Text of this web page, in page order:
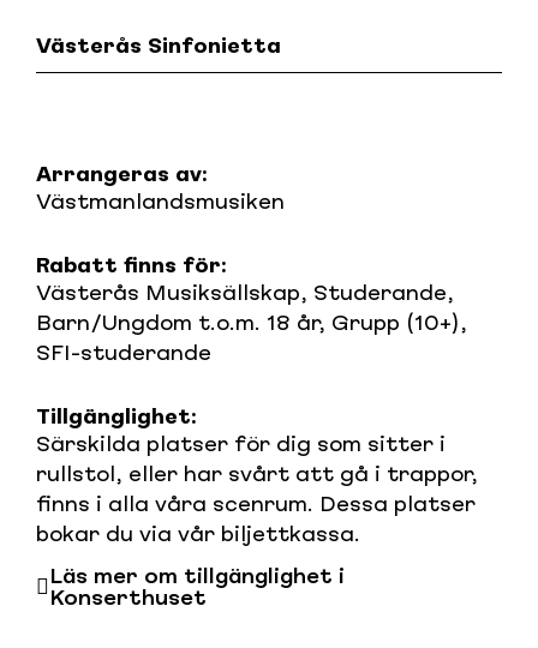
Västerås Sinfonietta
Arrangeras av:
Västmanlandsmusiken
Rabatt finns för:
Västerås Musiksällskap, Studerande,
Barn/Ungdom t.o.m. 18 år, Grupp (10+),
SFI-studerande
Tillgänglighet:
Särskilda platser för dig som sitter i
rullstol, eller har svårt att gå i trappor,
finns i alla våra scenrum. Dessa platser
bokar du via vår biljettkassa.
Läs mer om tillgänglighet i
Konserthuset